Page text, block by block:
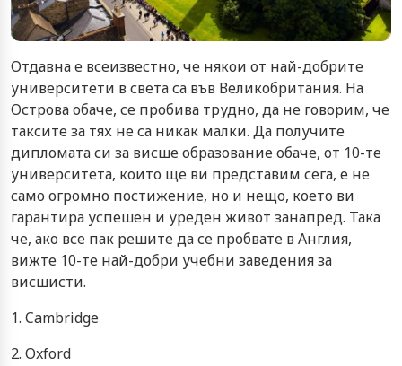
Отдавна е всеизвестно, че някои от най-добрите
университети в света са във Великобритания. На
Острова обаче, се пробива трудно, да не говорим, че
таксите за тях не са никак малки. Да получите
дипломата си за висше образование обаче, от 10-те
университета, които ще ви представим сега, е не
само огромно постижение, но и нещо, което ви
гарантира успешен и уреден живот занапред. Така
че, ако все пак решите да се пробвате в Англия,
вижте 10-те най-добри учебни заведения за
висшисти.
1. Cambridge
2. Oxford